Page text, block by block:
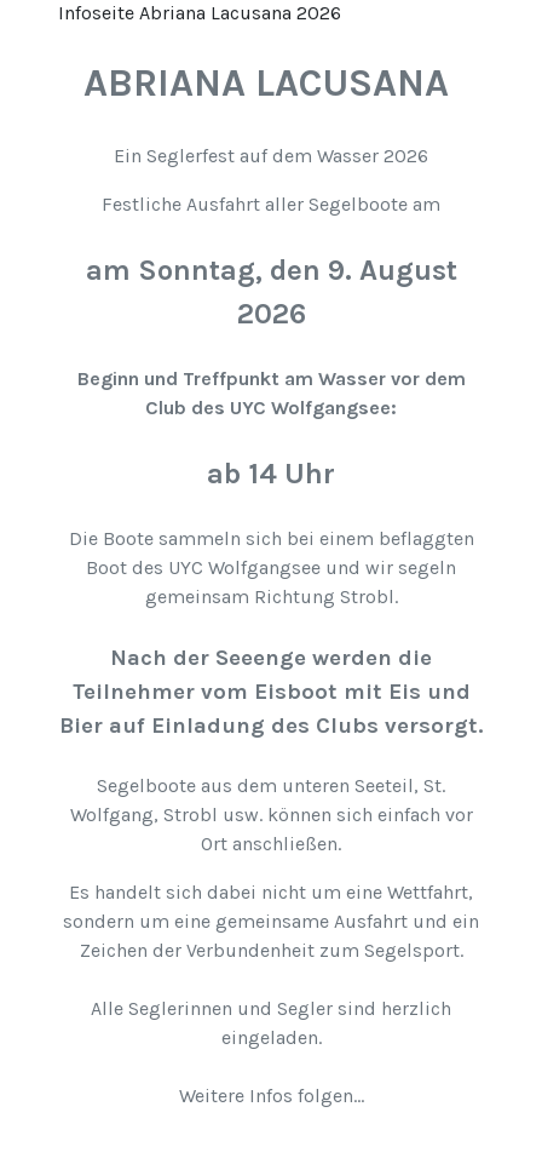
Infoseite Abriana Lacusana 2026
ABRIANA LACUSANA
Ein Seglerfest auf dem Wasser 2026
Festliche Ausfahrt aller Segelboote am
am Sonntag, den 9. August
2026
Beginn und Treffpunkt am Wasser vor dem
Club des UYC Wolfgangsee:
ab 14 Uhr
Die Boote sammeln sich bei einem beflaggten
Boot des UYC Wolfgangsee und wir segeln
gemeinsam Richtung Strobl.
Nach der Seeenge werden die
Teilnehmer vom Eisboot mit Eis und
Bier auf Einladung des Clubs versorgt.
Segelboote aus dem unteren Seeteil, St.
Wolfgang, Strobl usw. können sich einfach vor
Ort anschließen.
Es handelt sich dabei nicht um eine Wettfahrt,
sondern um eine gemeinsame Ausfahrt und ein
Zeichen der Verbundenheit zum Segelsport.
Alle Seglerinnen und Segler sind herzlich
eingeladen.
Weitere Infos folgen...